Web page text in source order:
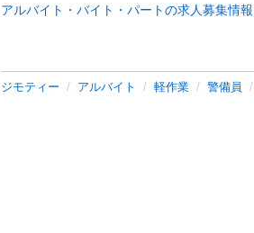
アルバイト・バイト・パートの求人募集情報
ジモティー アルバイト 軽作業 警備員